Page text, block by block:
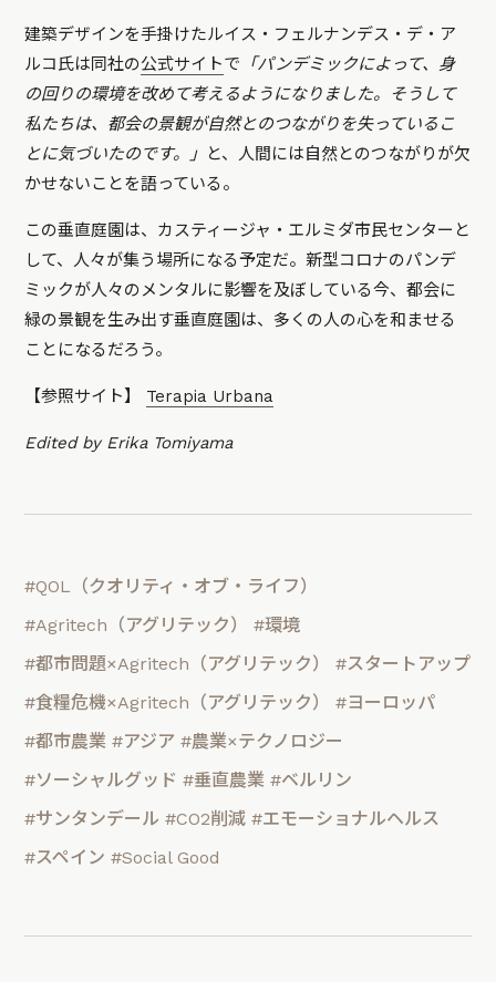
建築デザインを手掛けたルイス・フェルナンデス・デ・ア
ルコ氏は同社の公式サイトで 「パンデミックによって、身
の回りの環境を改めて考えるようになりました。そうして
私たちは、都会の景観が自然とのつながりを失っているこ
とに気づいたのです。」 と、人間には自然とのつながりが欠
かせないことを語っている。
この垂直庭園は、カスティージャ・エルミダ市民センターと
して、人々が集う場所になる予定だ。新型コロナのパンデ
ミックが人々のメンタルに影響を及ぼしている今、都会に
緑の景観を生み出す垂直庭園は、多くの人の心を和ませる
ことになるだろう。
【参照サイト】 Terapia Urbana
Edited by Erika Tomiyama
#QOL（クオリティ・オブ・ライフ）
#Agritech（アグリテック）
#環境
#都市問題×Agritech（アグリテック）
#スタートアップ
#食糧危機×Agritech（アグリテック）
#ヨーロッパ
#都市農業 #アジア #農業×テクノロジー
#ソーシャルグッド #垂直農業 #ベルリン
#サンタンデール #CO2削減 #エモーショナルヘルス
#スペイン #Social Good